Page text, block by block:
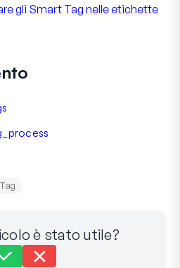
gli Smart Tag nelle etichette
è stato utile?